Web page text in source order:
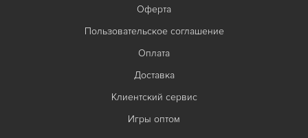
Оферта
Пользовательское соглашение
Оплата
Доставка
Клиентский сервис
Игры оптом